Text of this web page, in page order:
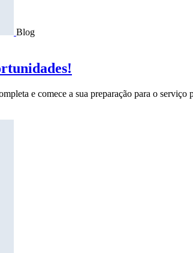
Blog
e comece a sua preparação para o serviço